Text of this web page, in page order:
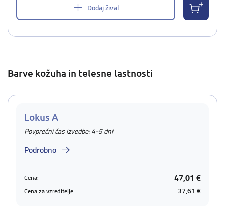
Dodaj žival
Barve kožuha in telesne lastnosti
Lokus A
Povprečni čas izvedbe: 4-5 dni
Podrobno
Cena: 47,01 €
Cena za vzreditelje: 37,61 €